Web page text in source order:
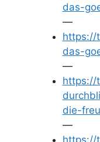
das-
—
https://
das-
—
https://
die-
—
https://